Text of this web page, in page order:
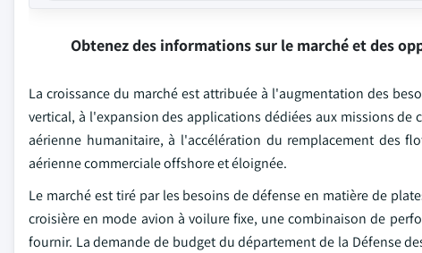
Obtenez des informations sur le marché et des
La croissance du marché est attribuée à l'augmentation des
vertical, à l'expansion des applications dédiées aux missions
aérienne humanitaire, à l'accélération du remplacement des
aérienne commerciale offshore et éloignée.
Le marché est tiré par les besoins de défense en matière de
croisière en mode avion à voilure fixe, une combinaison de
fournir. La demande de budget du département de la Défense